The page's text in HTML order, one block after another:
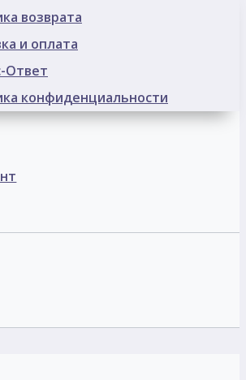
возврата
и оплата
Ответ
конфиденциальности